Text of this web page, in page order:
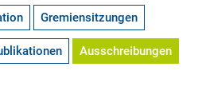
Gremiensitzungen
Ausschreibungen